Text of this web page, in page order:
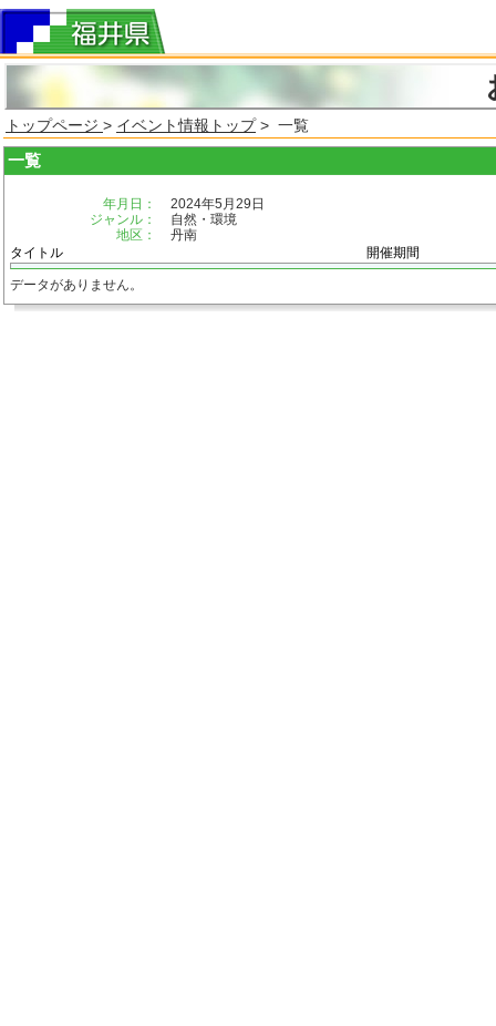
トップページ > イベント情報トップ> 一覧
一覧
年月日：
2024年5月29日
ジャンル：
自然・環境
地区：
丹南
タイトル
開催期間
データがありません。